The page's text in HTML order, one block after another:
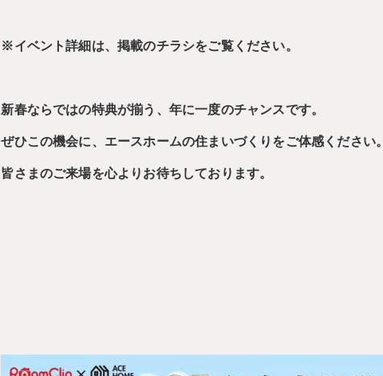
※イベント詳細は、掲載のチラシをご覧ください。
新春ならではの特典が揃う、年に一度のチャンスです。
ぜひこの機会に、エースホームの住まいづくりをご体感ください。
皆さまのご来場を心よりお待ちしております。